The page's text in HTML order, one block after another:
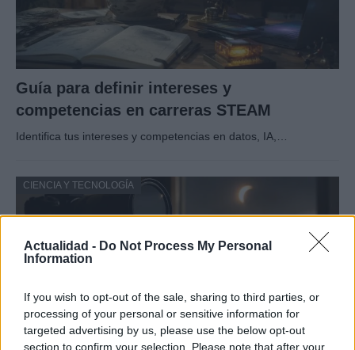
Actualidad - Do Not Process My Personal
Information
If you wish to opt-out of the sale, sharing to third parties, or
processing of your personal or sensitive information for
targeted advertising by us, please use the below opt-out
section to confirm your selection. Please note that after your
Guía para definir intereses y
competencias en carreras STEAM
Identifica tus intereses y competencias en datos, IA,…
CIENCIA Y TECNOLOGÍA